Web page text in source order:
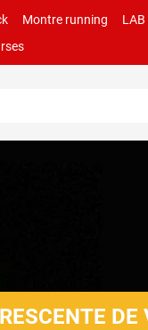
Montre running
DE